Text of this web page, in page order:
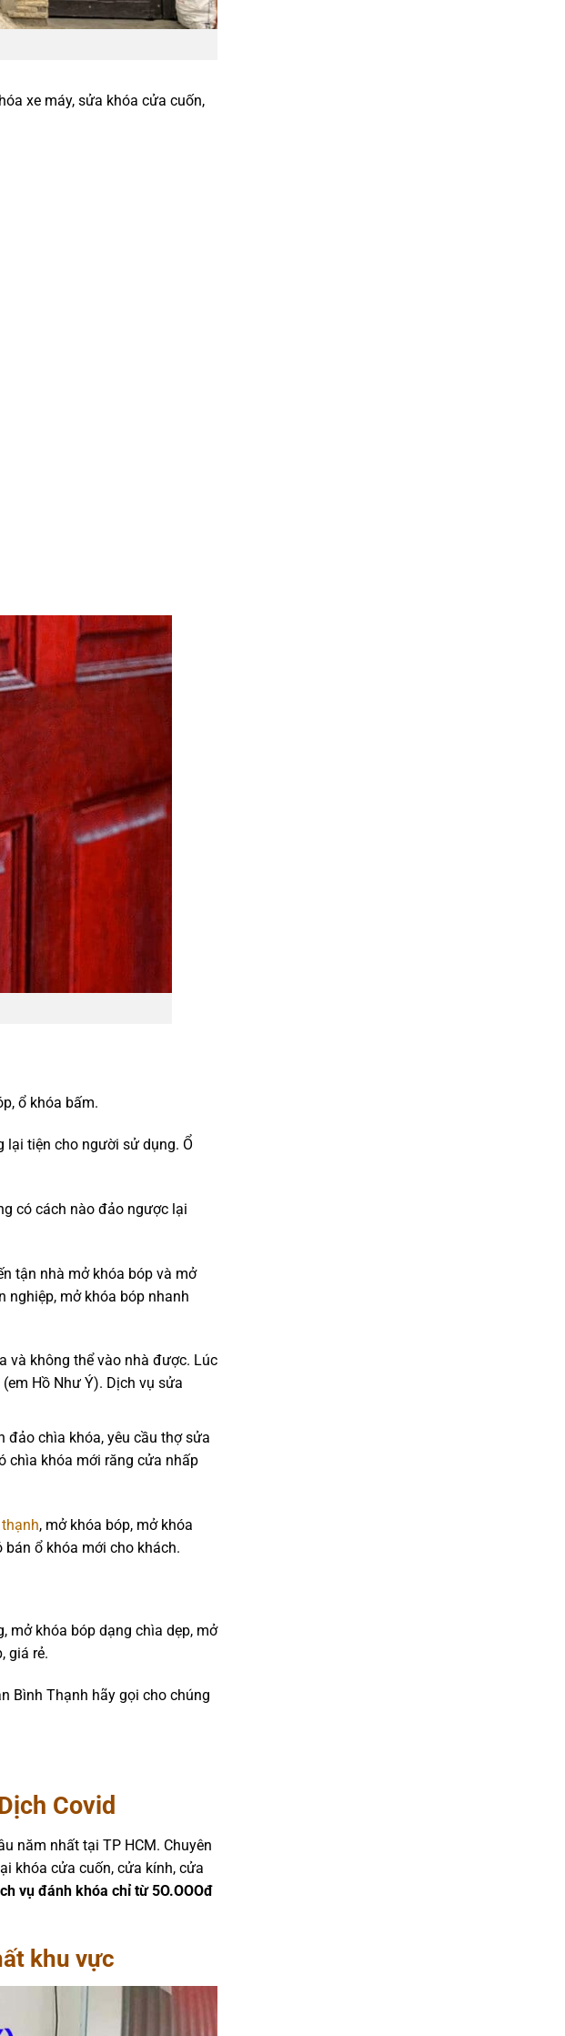
xe máy, sửa khóa cửa cuốn,
ổ khóa bấm.
lại tiện cho người sử dụng. Ổ
có cách nào đảo ngược lại
tận nhà mở khóa bóp và mở
nghiệp, mở khóa bóp nhanh
và không thể vào nhà được. Lúc
Hồ Như Ý). Dịch vụ sửa
chìa khóa, yêu cầu thợ sửa
chìa khóa mới răng cửa nhấp
, mở khóa bóp, mở khóa
ổ khóa mới cho khách.
mở khóa bóp dạng chìa dẹp, mở
giá rẻ.
Bình Thạnh hãy gọi cho chúng
Covid
năm nhất tại TP HCM. Chuyên
khóa cửa cuốn, cửa kính, cửa
vụ đánh khóa chỉ từ 5O.OOOđ
khu vực